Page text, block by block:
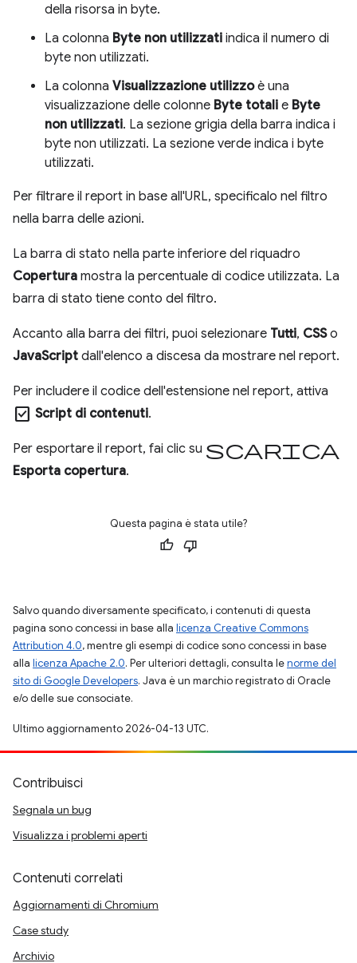
della risorsa in byte.
La colonna Byte non utilizzati indica il numero di
byte non utilizzati.
La colonna Visualizzazione utilizzoè una
visualizzazione delle colonne Byte totali e Byte
non utilizzati. La sezione grigia della barra indica i
byte non utilizzati. La sezione verde indica i byte
utilizzati.
Per filtrare il report in base all'URL, specificalo nel filtro
nella barra delle azioni.
La barra di stato nella parte inferiore del riquadro
Copertura mostra la percentuale di codice utilizzata. La
barra di stato tiene conto del filtro.
Accanto alla barra dei filtri, puoi selezionare Tutti, CSSo
JavaScript dall'elenco a discesa da mostrare nel report.
Per includere il codice dell'estensione nel report, attiva
check_box Script di contenuti.
Per esportare il report, fai clic su Scarica
Esporta copertura.
Questa pagina è stata utile?
Salvo quando diversamente specificato, i contenuti di questa
pagina sono concessi in base alla licenza Creative Commons
Attribution 4.0, mentre gli esempi di codice sono concessi in base
alla licenza Apache 2.0. Per ulteriori dettagli, consulta lenorme del
sito di Google Developers. Java è un marchio registrato di Oracle
e/o delle sue consociate.
Ultimo aggiornamento 2026-04-13 UTC.
Contribuisci
Segnala un bug
Visualizza i problemi aperti
Contenuti correlati
Aggiornamenti di Chromium
Case study
Archivio